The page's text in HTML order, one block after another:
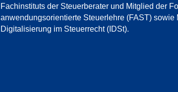
Fachinstituts der Steuerberater und Mitglied der
anwendungsorientierte Steuerlehre (FAST) sowie
Digitalisierung im Steuerrecht (IDSt).